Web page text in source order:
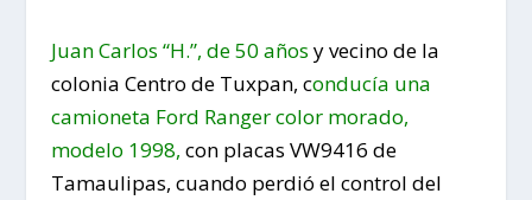
Juan Carlos “H.”, de 50 años y vecino de la
colonia Centro de Tuxpan, conducía una
camioneta Ford Ranger color morado,
modelo 1998, con placas VW9416 de
Tamaulipas, cuando perdió el control del